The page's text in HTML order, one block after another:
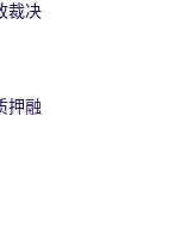
裁决
押融